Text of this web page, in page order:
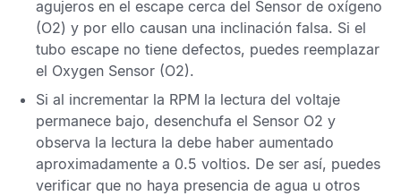
agujeros en el escape cerca del Sensor de oxígeno
(O2) y por ello causan una inclinación falsa. Si el
tubo escape no tiene defectos, puedes reemplazar
el Oxygen Sensor (O2).
Si al incrementar la RPM la lectura del voltaje
permanece bajo, desenchufa el Sensor O2 y
observa la lectura la debe haber aumentado
aproximadamente a 0.5 voltios. De ser así, puedes
verificar que no haya presencia de agua u otros